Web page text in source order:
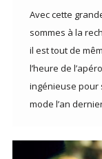
Avec cette
sommes à la
il est tout de
l’heure de
ingénieuse pour
mode l’an